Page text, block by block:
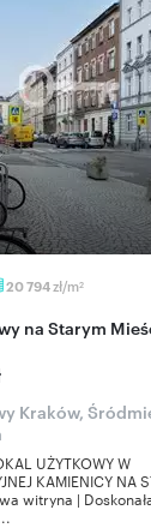
20 794zł/m2
Kraków,
UŻYTKOWY W
KAMIENICY NA
witryna |